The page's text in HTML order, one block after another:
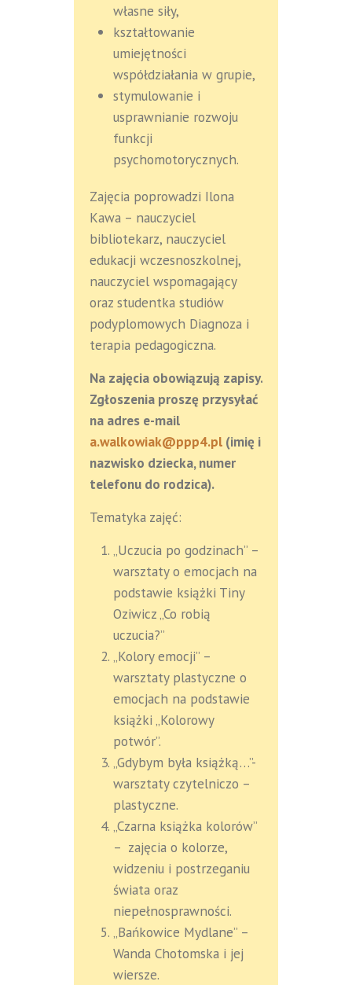
własne siły,
kształtowanie
umiejętności
współdziałania w grupie,
stymulowanie i
usprawnianie rozwoju
funkcji
psychomotorycznych.
Zajęcia poprowadzi Ilona
Kawa – nauczyciel
bibliotekarz, nauczyciel
edukacji wczesnoszkolnej,
nauczyciel wspomagający
oraz studentka studiów
podyplomowych Diagnoza i
terapia pedagogiczna.
Na zajęcia obowiązują zapisy.
Zgłoszenia proszę przysyłać
na adres e-mail
a.walkowiak@ppp4.pl (imię i
nazwisko dziecka, numer
telefonu do rodzica).
Tematyka zajęć:
„Uczucia po godzinach” –
warsztaty o emocjach na
podstawie książki Tiny
Oziwicz „Co robią
uczucia?”
„Kolory emocji” –
warsztaty plastyczne o
emocjach na podstawie
książki „Kolorowy
potwór”.
„Gdybym była książką…”-
warsztaty czytelniczo –
plastyczne.
„Czarna książka kolorów”
– zajęcia o kolorze,
widzeniu i postrzeganiu
świata oraz
niepełnosprawności.
„Bańkowice Mydlane” –
Wanda Chotomska i jej
wiersze.